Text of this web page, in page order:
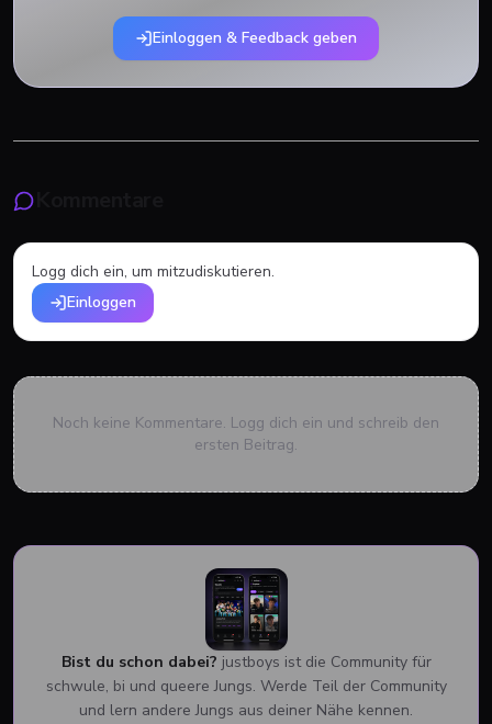
Einloggen & Feedback geben
Logg dich ein, um mitzudiskutieren.
Einloggen
Noch keine Kommentare. Logg dich ein und schreib den
ersten Beitrag.
Bist du schon dabei? justboys ist die Community für
schwule, bi und queere Jungs. Werde Teil der Community
und lern andere Jungs aus deiner Nähe kennen.